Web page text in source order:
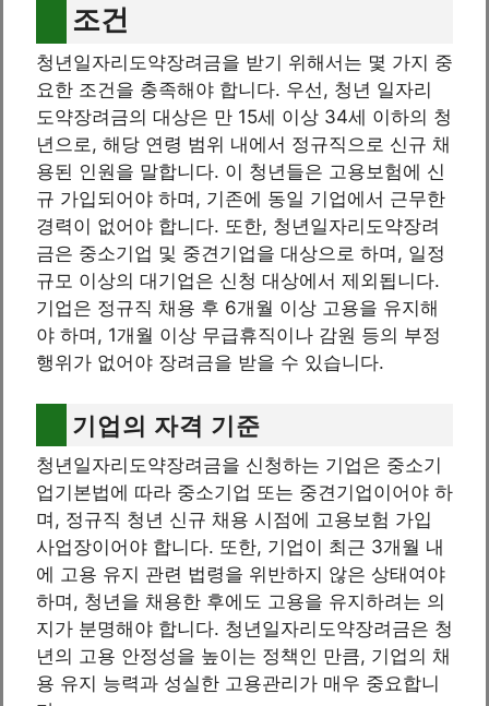
조건
청년일자리도약장려금을 받기 위해서는 몇 가지 중
요한 조건을 충족해야 합니다. 우선, 청년 일자리
도약장려금의 대상은 만 15세 이상 34세 이하의 청
년으로, 해당 연령 범위 내에서 정규직으로 신규 채
용된 인원을 말합니다. 이 청년들은 고용보험에 신
규 가입되어야 하며, 기존에 동일 기업에서 근무한
경력이 없어야 합니다. 또한, 청년일자리도약장려
금은 중소기업 및 중견기업을 대상으로 하며, 일정
규모 이상의 대기업은 신청 대상에서 제외됩니다.
기업은 정규직 채용 후 6개월 이상 고용을 유지해
야 하며, 1개월 이상 무급휴직이나 감원 등의 부정
행위가 없어야 장려금을 받을 수 있습니다.
기업의 자격 기준
청년일자리도약장려금을 신청하는 기업은 중소기
업기본법에 따라 중소기업 또는 중견기업이어야 하
며, 정규직 청년 신규 채용 시점에 고용보험 가입
사업장이어야 합니다. 또한, 기업이 최근 3개월 내
에 고용 유지 관련 법령을 위반하지 않은 상태여야
하며, 청년을 채용한 후에도 고용을 유지하려는 의
지가 분명해야 합니다. 청년일자리도약장려금은 청
년의 고용 안정성을 높이는 정책인 만큼, 기업의 채
용 유지 능력과 성실한 고용관리가 매우 중요합니